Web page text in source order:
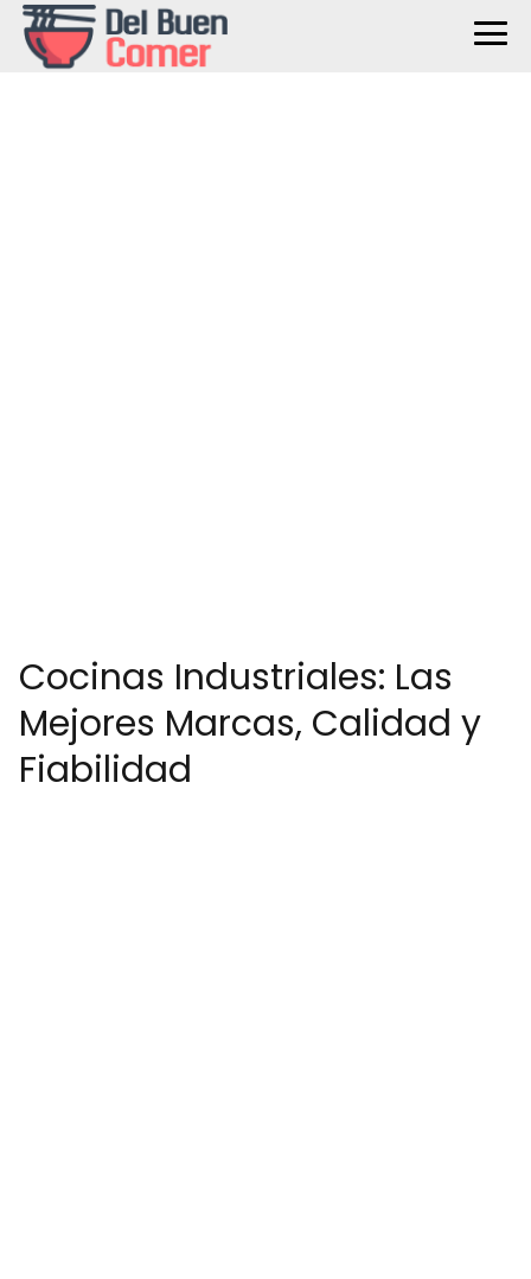
Cocinas Industriales: Las
Mejores Marcas, Calidad y
Fiabilidad